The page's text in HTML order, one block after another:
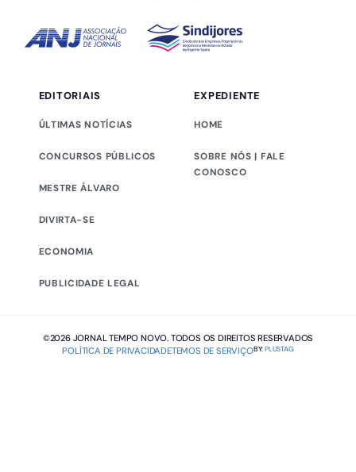
EDITORIAIS
ÚLTIMAS NOTÍCIAS
CONCURSOS PÚBLICOS
MESTRE ÁLVARO
DIVIRTA-SE
ECONOMIA
PUBLICIDADE LEGAL
EXPEDIENTE
HOME
SOBRE NÓS | FALE
CONOSCO
©2026 JORNAL TEMPO NOVO. TODOS OS DIREITOS RESERVADOS
POLÍTICA DE PRIVACIDADETEMOS DE SERVIÇOBY:PLUSTAG